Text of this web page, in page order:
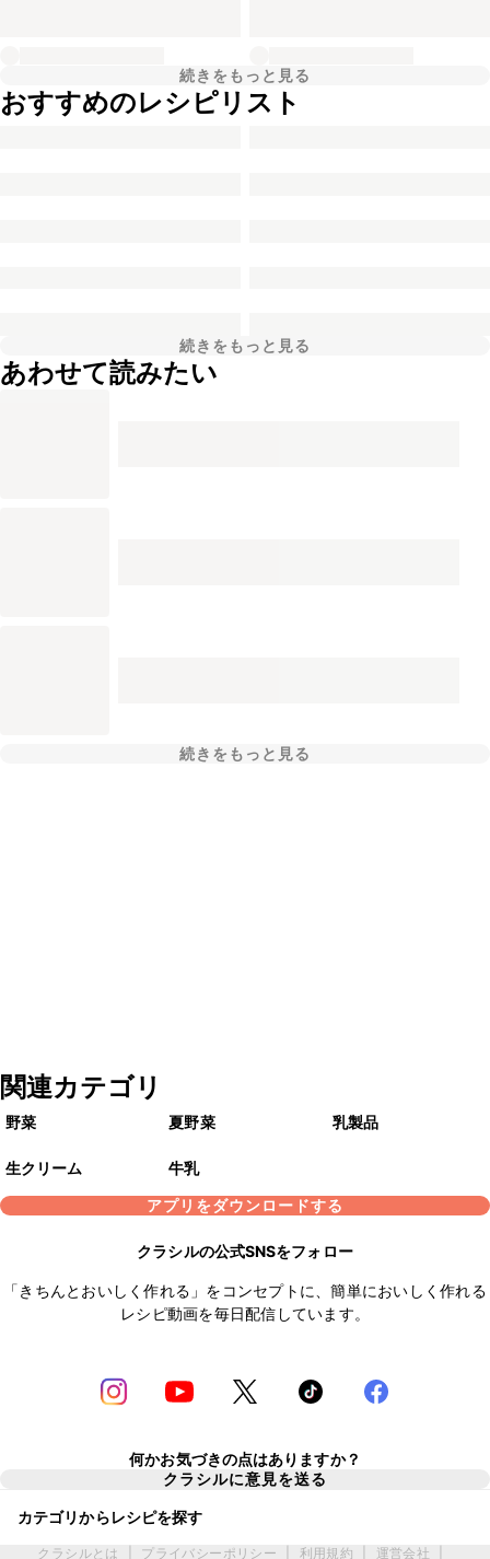
続きをもっと見る
おすすめのレシピリスト
続きをもっと見る
あわせて読みたい
続きをもっと見る
関連カテゴリ
野菜 夏野菜 乳製品
生クリーム
牛乳
アプリをダウンロードする
クラシルの公式SNSをフォロー
「きちんとおいしく作れる」をコンセプトに、簡単においしく作れる
レシピ動画を毎日配信しています。
何かお気づきの点はありますか？
クラシルに意見を送る
カテゴリからレシピを探す
クラシルとは プライバシーポリシー 利用規約 運営会社